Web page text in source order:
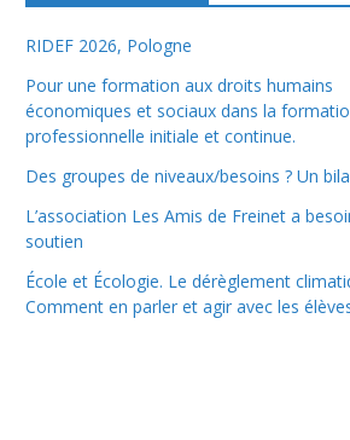
RIDEF 2026, Pologne
Pour une formation aux droits humains
économiques et sociaux dans la
professionnelle initiale et continue.
Des groupes de niveaux/besoins ? Un
L’association Les Amis de Freinet a
soutien
École et Écologie. Le dérèglement
Comment en parler et agir avec les